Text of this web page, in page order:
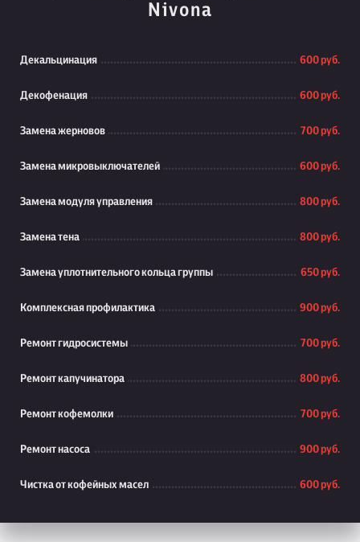
Nivona
Декальцинация 600 руб.
Декофенация 600 руб.
Замена жерновов 700 руб.
Замена микровыключателей 600 руб.
Замена модуля управления 800 руб.
Замена тена 800 руб.
Замена уплотнительного кольца группы 650 руб.
Комплексная профилактика 900 руб.
Ремонт гидросистемы 700 руб.
Ремонт капучинатора 800 руб.
Ремонт кофемолки 700 руб.
Ремонт насоса 900 руб.
Чистка от кофейных масел 600 руб.